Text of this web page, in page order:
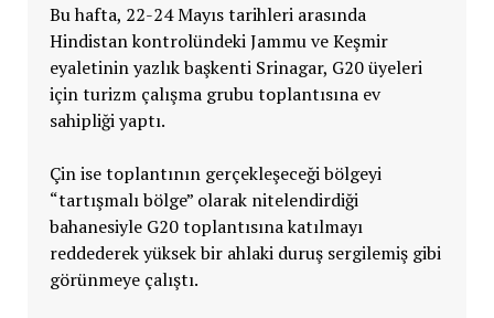
Bu hafta, 22-24 Mayıs tarihleri arasında
Hindistan kontrolündeki Jammu ve Keşmir
eyaletinin yazlık başkenti Srinagar, G20 üyeleri
için turizm çalışma grubu toplantısına ev
sahipliği yaptı.
Çin ise toplantının gerçekleşeceği bölgeyi
“tartışmalı bölge” olarak nitelendirdiği
bahanesiyle G20 toplantısına katılmayı
reddederek yüksek bir ahlaki duruş sergilemiş gibi
görünmeye çalıştı.